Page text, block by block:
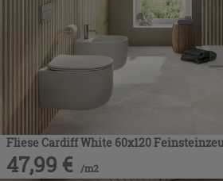
Fliese Cardiff White 60x120
47,99 € /m2